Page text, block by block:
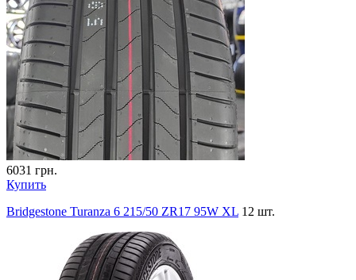
6031 грн.
Купить
Bridgestone Turanza 6 215/50 ZR17 95W XL 12 шт.